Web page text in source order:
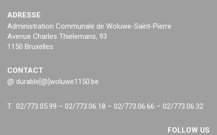
ADRESSE
Administration Communale de Woluwe-Saint-Pierre
Avenue Charles Thielemans, 93
1150 Bruxelles
CONTACT
@ durable[@]woluwe1150.be
T. 02/773.05.99 – 02/773.06.18 – 02/773.06.66 – 02/773.06.32
FOLLOW US